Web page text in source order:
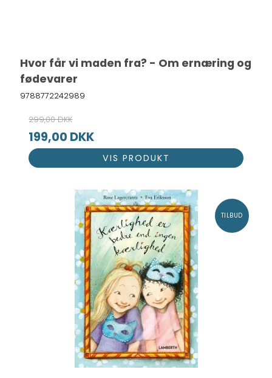
Hvor får vi maden fra? - Om ernæring og
fødevarer
9788772242989
299,00 DKK
199,00 DKK
VIS PRODUKT
TILBUD